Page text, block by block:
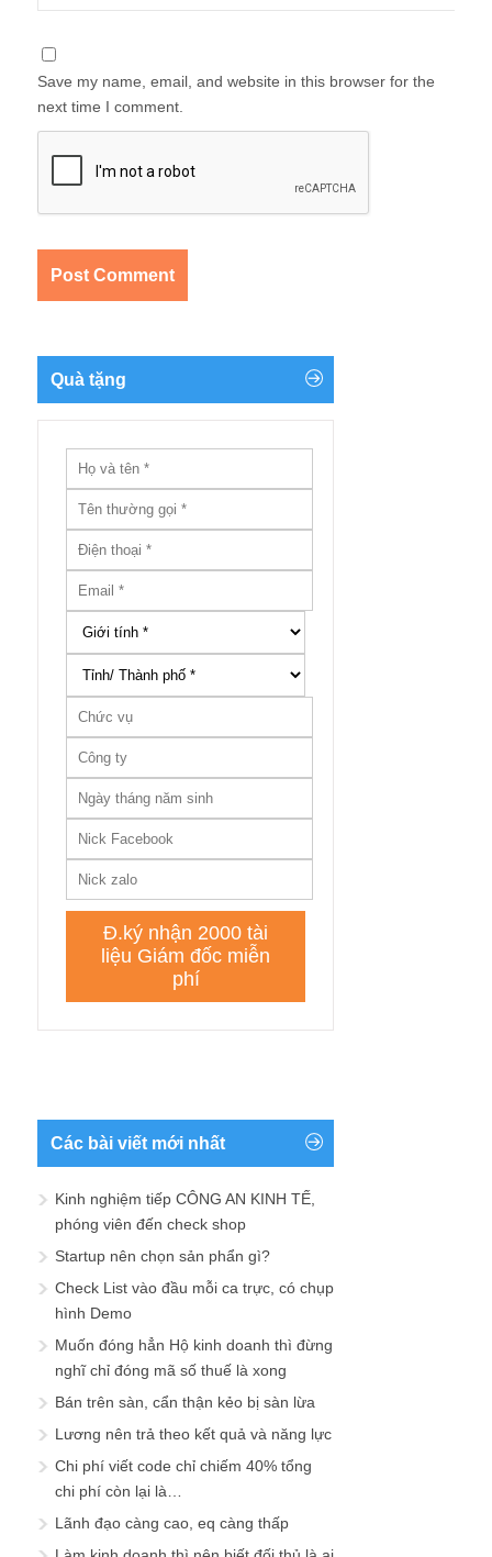
Save my name, email, and website in this browser for the
next time I comment.
Quà tặng
Các bài viết mới nhất
Kinh nghiệm tiếp CÔNG AN KINH TẾ,
phóng viên đến check shop
Startup nên chọn sản phẩn gì?
Check List vào đầu mỗi ca trực, có chụp
hình Demo
Muốn đóng hẳn Hộ kinh doanh thì đừng
nghĩ chỉ đóng mã số thuế là xong
Bán trên sàn, cẩn thận kẻo bị sàn lừa
Lương nên trả theo kết quả và năng lực
Chi phí viết code chỉ chiếm 40% tổng
chi phí còn lại là…
Lãnh đạo càng cao, eq càng thấp